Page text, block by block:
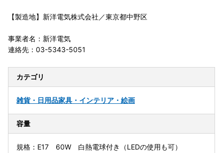
【製造地】新洋電気株式会社／東京都中野区
事業者名：新洋電気
連絡先：03-5343-5051
カテゴリ
雑貨・日用品家具・インテリア・絵画
容量
規格：E17 60W 白熱電球付き（LEDの使用も可）